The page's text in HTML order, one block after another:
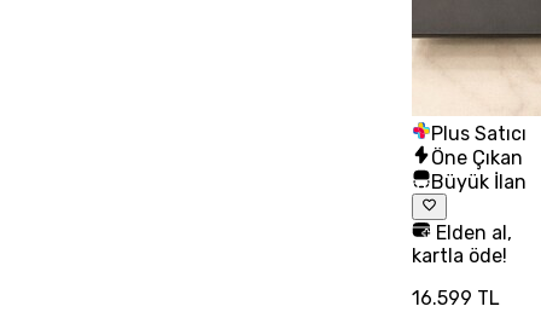
Plus Satıcı
Öne Çıkan
Büyük İlan
Elden al,
kartla öde!
16.599 TL